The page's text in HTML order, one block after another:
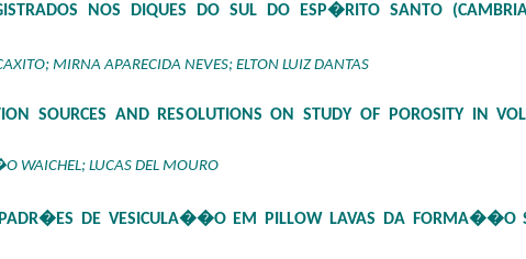
NOS DIQUES DO SUL DO ESP�RITO SANTO
MIRNA APARECIDA NEVES; ELTON LUIZ DANTAS
SOURCES AND RESOLUTIONS ON STUDY OF POROSITY IN
WAICHEL; LUCAS DEL MOURO
DE VESICULA��O EM PILLOW LAVAS DA FORMA��O